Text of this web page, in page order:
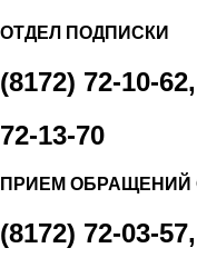
ОТДЕЛ ПОДПИСКИ
(8172) 72-10-62,
72-13-70
ПРИЕМ ОБРАЩЕНИЙ
(8172) 72-03-57,